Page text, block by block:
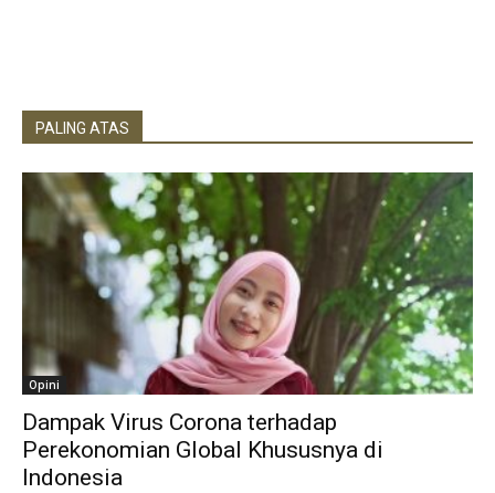
PALING ATAS
Opini
Dampak Virus Corona terhadap
Perekonomian Global Khususnya di
Indonesia